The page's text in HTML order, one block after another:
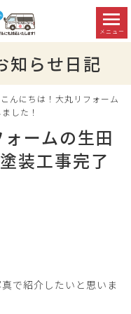
メニュー
知らせ日記
こんにちは！大丸リフォーム
した！
ームの生田
装工事完了
で紹介したいと思いま